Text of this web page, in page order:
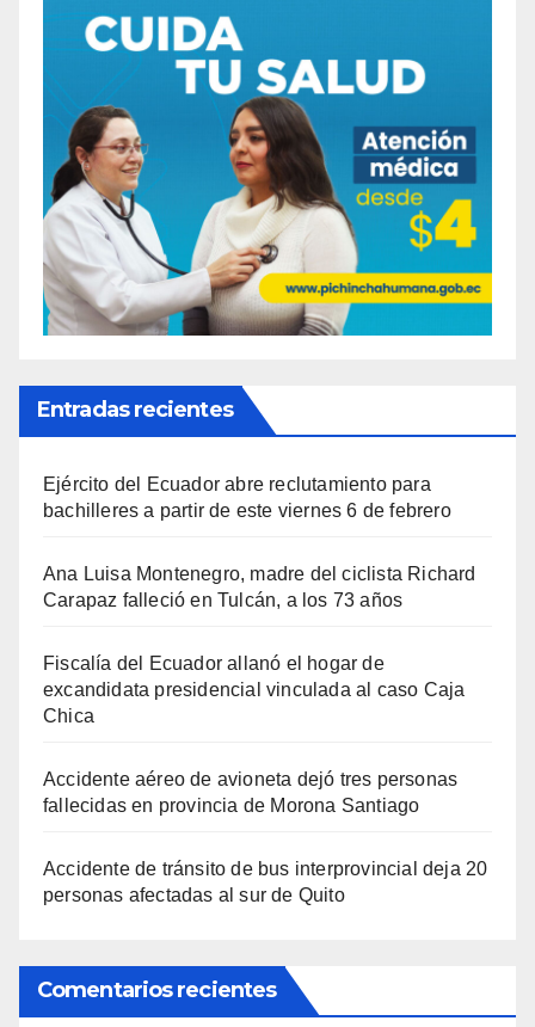
Entradas recientes
Ejército del Ecuador abre reclutamiento para
bachilleres a partir de este viernes 6 de febrero
Ana Luisa Montenegro, madre del ciclista Richard
Carapaz falleció en Tulcán, a los 73 años
Fiscalía del Ecuador allanó el hogar de
excandidata presidencial vinculada al caso Caja
Chica
Accidente aéreo de avioneta dejó tres personas
fallecidas en provincia de Morona Santiago
Accidente de tránsito de bus interprovincial deja 20
personas afectadas al sur de Quito
Comentarios recientes